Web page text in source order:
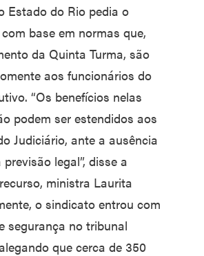
Estado do Rio pedia o
base em normas que,
da Quinta Turma, são
aos funcionários do
“Os benefícios nelas
podem ser estendidos aos
Judiciário, ante a ausência
legal”, disse a
ministra Laurita
o sindicato entrou com
segurança no tribunal
que cerca de 350